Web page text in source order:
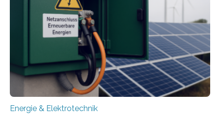
sektorübergreifend vernetzten Energiesystemen. Das
Projekt startete am 15. Oktober 2025, hat eine Laufzeit
von drei Jahren und ein Gesamtvolumen von rund 2,9
Millionen Euro, wovon 2,6 Millionen Euro durch das
Ministerium für Umwelt, Klima und…
Energie & Elektrotechnik